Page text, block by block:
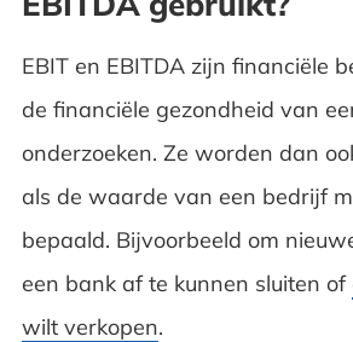
EBIT en EBITDA zijn financiële
de financiële gezondheid van
onderzoeken. Ze worden dan
als de waarde van een bedrijf
bepaald. Bijvoorbeeld om
een bank af te kunnen sluiten of
wilt verkopen.